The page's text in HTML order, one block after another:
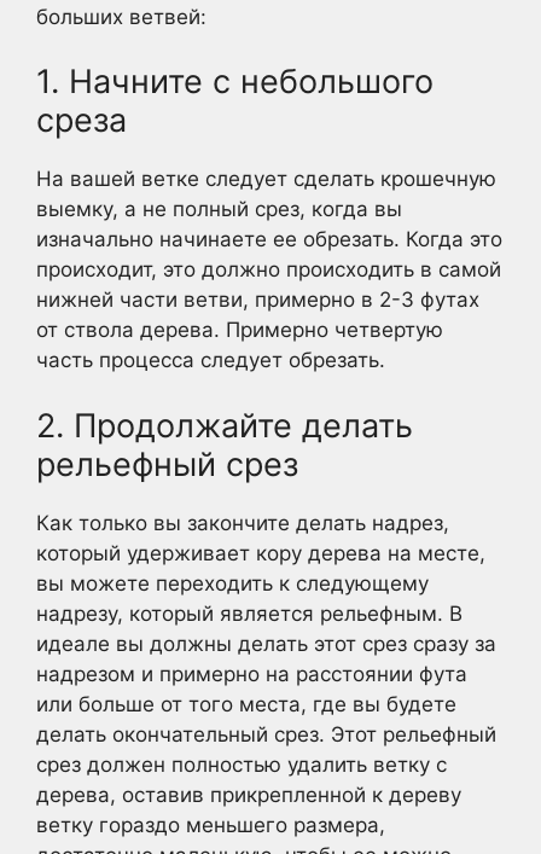
больших ветвей:
1. Начните с небольшого
среза
На вашей ветке следует сделать крошечную
выемку, а не полный срез, когда вы
изначально начинаете ее обрезать. Когда это
происходит, это должно происходить в самой
нижней части ветви, примерно в 2-3 футах
от ствола дерева. Примерно четвертую
часть процесса следует обрезать.
2. Продолжайте делать
рельефный срез
Как только вы закончите делать надрез,
который удерживает кору дерева на месте,
вы можете переходить к следующему
надрезу, который является рельефным. В
идеале вы должны делать этот срез сразу за
надрезом и примерно на расстоянии фута
или больше от того места, где вы будете
делать окончательный срез. Этот рельефный
срез должен полностью удалить ветку с
дерева, оставив прикрепленной к дереву
ветку гораздо меньшего размера,